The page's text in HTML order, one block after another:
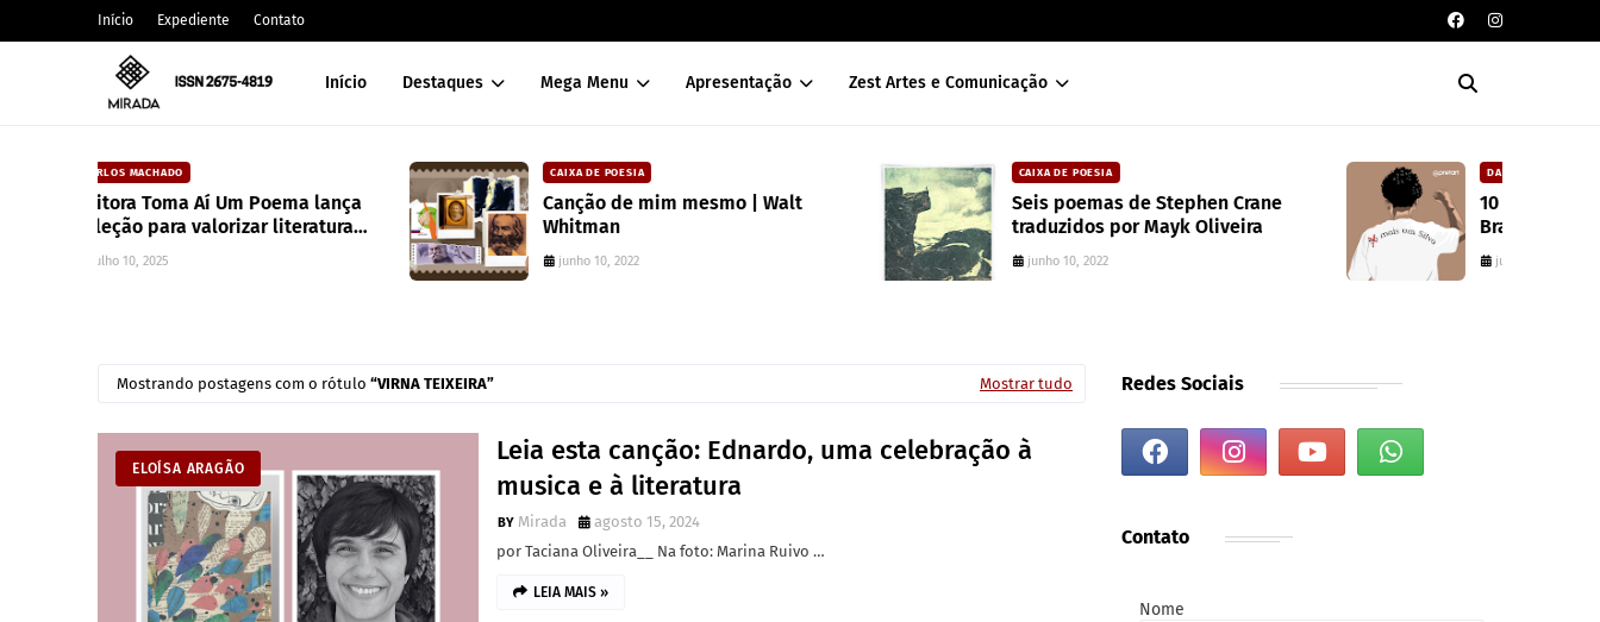
Início Expediente Contato
Início Destaques Mega Menu Apresentação Zest Artes e Comunicação
Canção de mim mesmo | Walt
Whitman
Seis poemas de Stephen Crane
traduzidos por Mayk Oliveira
10 anos da política de cotas raciais no
Brasil: um ponto de ruptura na
Mostrando postagens com o rótulo VIRNA TEIXEIRA Mostrar tudo
ELOÍSA ARAGÃO
Leia esta canção: Ednardo, uma celebração à
musica e à literatura
Mirada
agosto 15, 2024
por Taciana Oliveira__ Na foto: Marina Ruivo …
LEIA MAIS »
Redes Sociais
Contato
Nome